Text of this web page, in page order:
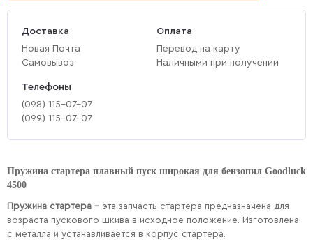
Доставка
Новая Почта
Самовывоз
Оплата
Перевод на карту
Наличными при получении
Телефоны
(‎098) 115-07-07
(‎099) 115-07-07
Пружина стартера плавный пуск широкая для бензопил Goodluck
4500
Пружина стартера – эта запчасть стартера предназначена для
возраста пускового шкива в исходное положение. Изготовлена
с металла и устанавливается в корпус стартера.